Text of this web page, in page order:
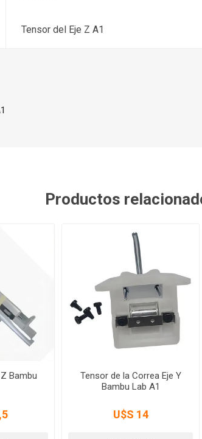
Tensor del Eje Z A1
Productos
Bambu
Tensor de la Correa Eje Y
Bambu Lab A1
U$S 14